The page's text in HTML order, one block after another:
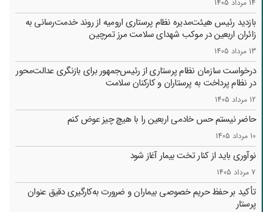
14 مرداد 1405
بازدید رئیس هیئت‌مدیره نظام پرستاری ارومیه از روند خدمت‌رسانی به
زائران اربعین در موکب شهدای سلامت مرز تمرچین
13 مرداد 1405
درخواست سازمان نظام پرستاری از رئیس‌جمهور برای بازنگری عدالت‌محور
در نظام پرداخت به پرستاران و کارکنان سلامت
12 مرداد 1405
حاضر نیستم حس خادمی اربعین را با هیچ چیز عوض کنم
10 مرداد 1405
نوآوری باید از کنار تخت بیمار آغاز شود
7 مرداد 1405
تأکید بر حفظ حریم خصوصی بیماران و ضرورت به‌کارگیری دقیق عنوان
پرستار